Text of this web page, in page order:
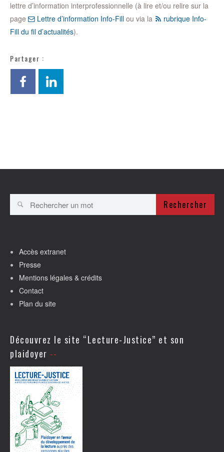
lettre d’information interprofessionnelle (à lire et/ou relire sur la
page
Lettre d’information Info-Fill ou via la
rubrique Info-
Fill du fil d’actualités).
Partager :
Rechercher
Accès extranet
Presse
Mentions légales & crédits
Contact
Plan du site
Découvrez le site “Lecture-Justice” et son
plaidoyer